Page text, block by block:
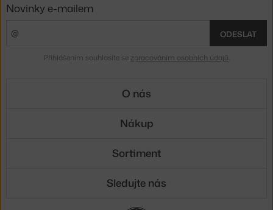
Novinky e-mailem
ODESLAT
Přihlášením souhlasíte se zpracováním osobních údajů
O nás
Nákup
Sortiment
Sledujte nás